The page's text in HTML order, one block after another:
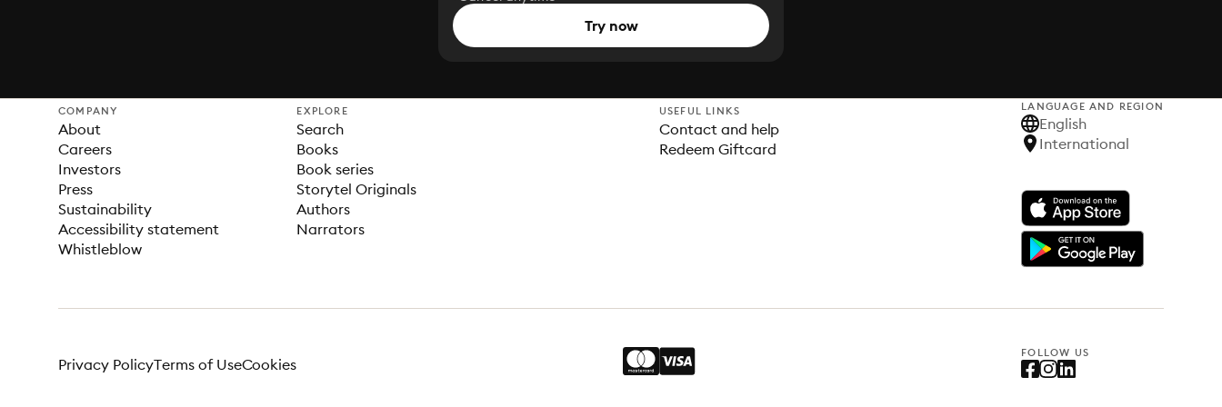
Try now
COMPANY
About
Careers
Investors
Press
Sustainability
Accessibility statement
Whistleblow
EXPLORE
Search
Books
Book series
Storytel Originals
Authors
Narrators
USEFUL LINKS
Contact and help
Redeem Giftcard
LANGUAGE AND REGION
English
International
FOLLOW US
Privacy PolicyTerms of UseCookies